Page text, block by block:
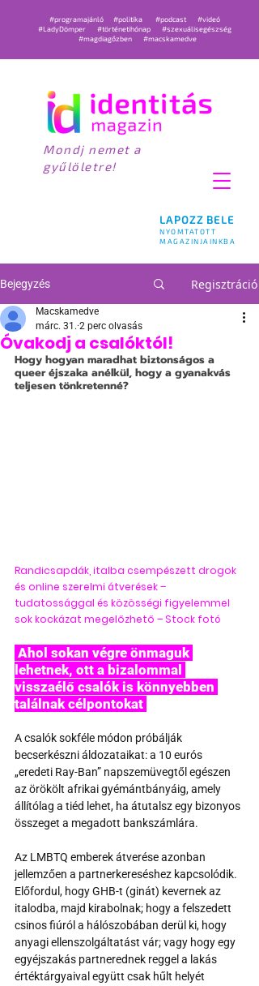
LAPOZZ BELE
NYOMTATOTT
MAGAZINJAINKBA
#programajánló #politika #podcast
#videó
#LadyDömper
#történetihónap
#szexuálisegészség
#magdiagőzben
#macskamedve
Mondj nemet a
gyűlöletre!
Bejegyzés Regisztráció
Óvakodj a csalóktól!
Macskamedve
márc. 31. 2 perc olvasás
Hogy hogyan maradhat biztonságos a
queer éjszaka anélkül, hogy a gyanakvás
teljesen tönkretenné?
Randicsapdák, italba csempészett drogok
és online szerelmi átverések –
tudatossággal és közösségi figyelemmel
sok kockázat megelőzhető – Stock fotó
lehetnek, ott a bizalommal
visszaélő csalók is könnyebben
találnak célpontokat
A csalók sokféle módon próbálják
becserkészni áldozataikat: a 10 eurós
„eredeti Ray-Ban” napszemüvegtől egészen
az örökölt afrikai gyémántbányáig, amely
állítólag a tiéd lehet, ha átutalsz egy bizonyos
összeget a megadott bankszámlára.
Az LMBTQ emberek átverése azonban
jellemzően a partnerkereséshez kapcsolódik.
Előfordul, hogy GHB-t (ginát) kevernek az
italodba, majd kirabolnak; hogy a felszedett
csinos fiúról a hálószobában derül ki, hogy
anyagi ellenszolgáltatást vár; vagy hogy egy
egyéjszakás partnerednek reggel a lakás
értéktárgyaival együtt csak hűlt helyét